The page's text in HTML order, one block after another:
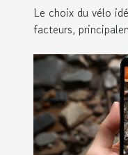
Le choix du vélo
facteurs,